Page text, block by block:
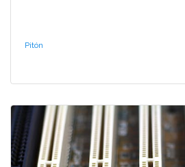
Pitón